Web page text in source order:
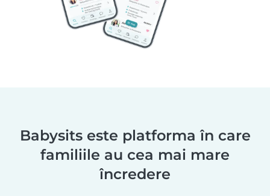
Babysits este platforma în care
familiile au cea mai mare
încredere